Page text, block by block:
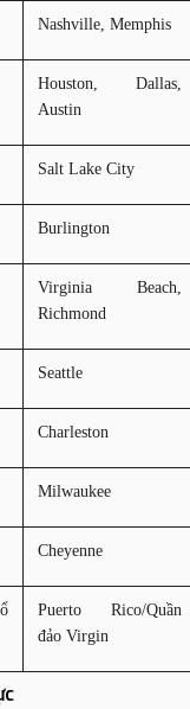
Nashville, Memphis
Houston, Dallas,
Austin
Salt Lake City
Burlington
Virginia Beach,
Richmond
Seattle
Charleston
Milwaukee
Cheyenne
Puerto Rico/Quần
đảo Virgin